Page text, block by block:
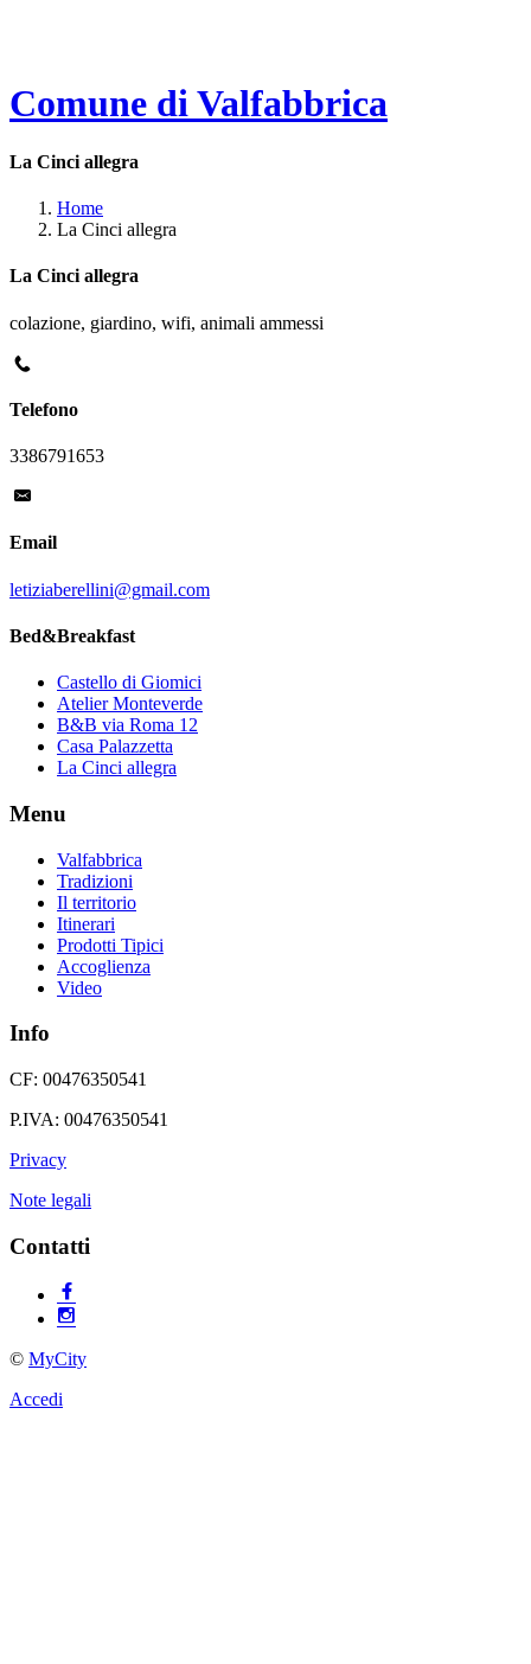
Comune di Valfabbrica
La Cinci allegra
Home
La Cinci allegra
La Cinci allegra
colazione, giardino, wifi, animali ammessi
Telefono
3386791653
Email
letiziaberellini@gmail.com
Bed&Breakfast
Castello di Giomici
Atelier Monteverde
B&B via Roma 12
Casa Palazzetta
La Cinci allegra
Menu
Valfabbrica
Tradizioni
Il territorio
Itinerari
Prodotti Tipici
Accoglienza
Video
Info
CF: 00476350541
P.IVA: 00476350541
Privacy
Note legali
Contatti
© MyCity
Accedi